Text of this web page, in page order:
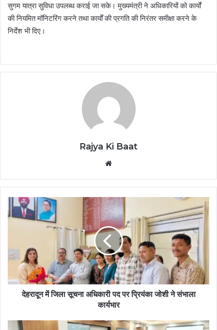
सुगम यात्रा सुविधा उपलब्ध कराई जा सके। मुख्यमंत्री ने अधिकारियों को कार्यों
की नियमित मॉनिटरिंग करने तथा कार्यों की प्रगति की निरंतर समीक्षा करने के
निर्देश भी दिए।
Rajya Ki Baat
देहरादून में जिला सूचना अधिकारी पद पर प्रियंका जोशी ने संभाला
कार्यभार